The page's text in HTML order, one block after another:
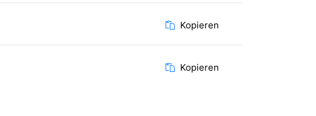
Kopieren
Kopieren